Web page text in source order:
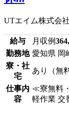
UTエイム株式会社
給与 月収例
勤務地 愛知県 岡
寮・社
宅
あり（無
仕事内
容
≪寮無料
軽作業 交